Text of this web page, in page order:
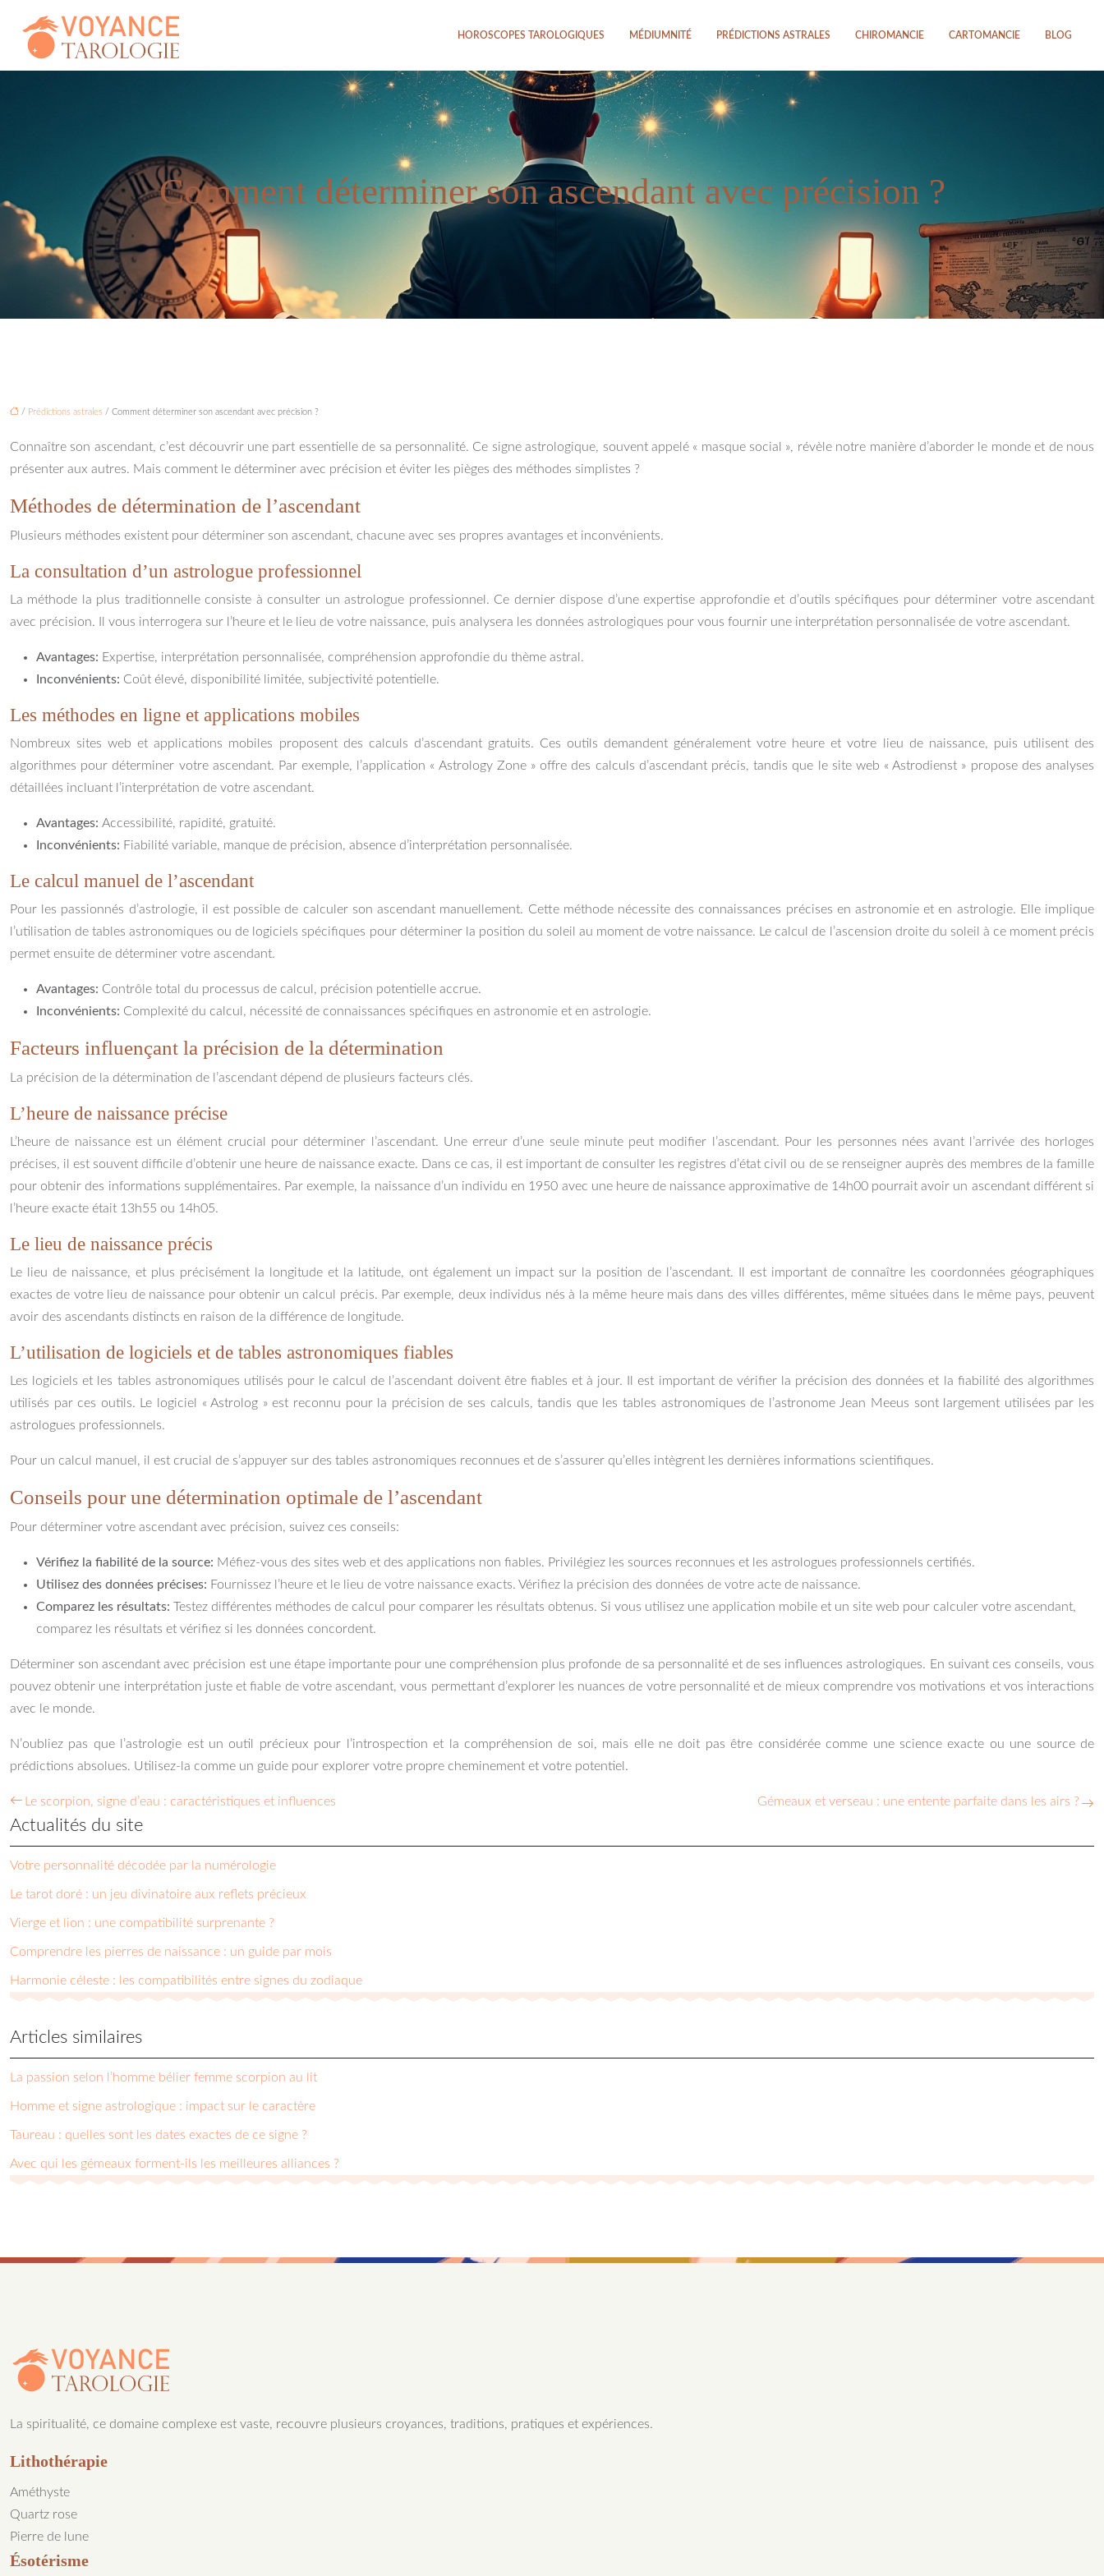
HOROSCOPES TAROLOGIQUES MÉDIUMNITÉ PRÉDICTIONS ASTRALES CHIROMANCIE CARTOMANCIE BLOG
Comment déterminer son ascendant avec précision ?
/ Prédictions astrales / Comment déterminer son ascendant avec précision ?
Connaître son ascendant, c’est découvrir une part essentielle de sa personnalité. Ce signe astrologique, souvent appelé « masque social », révèle notre manière d’aborder le monde et de nous
présenter aux autres. Mais comment le déterminer avec précision et éviter les pièges des méthodes simplistes ?
Méthodes de détermination de l’ascendant
Plusieurs méthodes existent pour déterminer son ascendant, chacune avec ses propres avantages et inconvénients.
La consultation d’un astrologue professionnel
La méthode la plus traditionnelle consiste à consulter un astrologue professionnel. Ce dernier dispose d’une expertise approfondie et d’outils spécifiques pour déterminer votre ascendant
avec précision. Il vous interrogera sur l’heure et le lieu de votre naissance, puis analysera les données astrologiques pour vous fournir une interprétation personnalisée de votre ascendant.
Avantages: Expertise, interprétation personnalisée, compréhension approfondie du thème astral.
Inconvénients: Coût élevé, disponibilité limitée, subjectivité potentielle.
Les méthodes en ligne et applications mobiles
Nombreux sites web et applications mobiles proposent des calculs d’ascendant gratuits. Ces outils demandent généralement votre heure et votre lieu de naissance, puis utilisent des
algorithmes pour déterminer votre ascendant. Par exemple, l’application « Astrology Zone » offre des calculs d’ascendant précis, tandis que le site web « Astrodienst » propose des analyses
détaillées incluant l’interprétation de votre ascendant.
Avantages: Accessibilité, rapidité, gratuité.
Inconvénients: Fiabilité variable, manque de précision, absence d’interprétation personnalisée.
Le calcul manuel de l’ascendant
Pour les passionnés d’astrologie, il est possible de calculer son ascendant manuellement. Cette méthode nécessite des connaissances précises en astronomie et en astrologie. Elle implique
l’utilisation de tables astronomiques ou de logiciels spécifiques pour déterminer la position du soleil au moment de votre naissance. Le calcul de l’ascension droite du soleil à ce moment précis
permet ensuite de déterminer votre ascendant.
Avantages: Contrôle total du processus de calcul, précision potentielle accrue.
Inconvénients: Complexité du calcul, nécessité de connaissances spécifiques en astronomie et en astrologie.
Facteurs influençant la précision de la détermination
La précision de la détermination de l’ascendant dépend de plusieurs facteurs clés.
L’heure de naissance précise
L’heure de naissance est un élément crucial pour déterminer l’ascendant. Une erreur d’une seule minute peut modifier l’ascendant. Pour les personnes nées avant l’arrivée des horloges
précises, il est souvent difficile d’obtenir une heure de naissance exacte. Dans ce cas, il est important de consulter les registres d’état civil ou de se renseigner auprès des membres de la famille
pour obtenir des informations supplémentaires. Par exemple, la naissance d’un individu en 1950 avec une heure de naissance approximative de 14h00 pourrait avoir un ascendant différent si
l’heure exacte était 13h55 ou 14h05.
Le lieu de naissance précis
Le lieu de naissance, et plus précisément la longitude et la latitude, ont également un impact sur la position de l’ascendant. Il est important de connaître les coordonnées géographiques
exactes de votre lieu de naissance pour obtenir un calcul précis. Par exemple, deux individus nés à la même heure mais dans des villes différentes, même situées dans le même pays, peuvent
avoir des ascendants distincts en raison de la différence de longitude.
L’utilisation de logiciels et de tables astronomiques fiables
Les logiciels et les tables astronomiques utilisés pour le calcul de l’ascendant doivent être fiables et à jour. Il est important de vérifier la précision des données et la fiabilité des algorithmes
utilisés par ces outils. Le logiciel « Astrolog » est reconnu pour la précision de ses calculs, tandis que les tables astronomiques de l’astronome Jean Meeus sont largement utilisées par les
astrologues professionnels.
Pour un calcul manuel, il est crucial de s’appuyer sur des tables astronomiques reconnues et de s’assurer qu’elles intègrent les dernières informations scientifiques.
Conseils pour une détermination optimale de l’ascendant
Pour déterminer votre ascendant avec précision, suivez ces conseils:
Vérifiez la fiabilité de la source: Méfiez-vous des sites web et des applications non fiables. Privilégiez les sources reconnues et les astrologues professionnels certifiés.
Utilisez des données précises: Fournissez l’heure et le lieu de votre naissance exacts. Vérifiez la précision des données de votre acte de naissance.
Comparez les résultats: Testez différentes méthodes de calcul pour comparer les résultats obtenus. Si vous utilisez une application mobile et un site web pour calculer votre ascendant,
comparez les résultats et vérifiez si les données concordent.
Déterminer son ascendant avec précision est une étape importante pour une compréhension plus profonde de sa personnalité et de ses influences astrologiques. En suivant ces conseils, vous
pouvez obtenir une interprétation juste et fiable de votre ascendant, vous permettant d’explorer les nuances de votre personnalité et de mieux comprendre vos motivations et vos interactions
avec le monde.
N’oubliez pas que l’astrologie est un outil précieux pour l’introspection et la compréhension de soi, mais elle ne doit pas être considérée comme une science exacte ou une source de
prédictions absolues. Utilisez-la comme un guide pour explorer votre propre cheminement et votre potentiel.
Le scorpion, signe d’eau : caractéristiques et influences Gémeaux et verseau : une entente parfaite dans les airs ?
Actualités du site
Votre personnalité décodée par la numérologie
Le tarot doré : un jeu divinatoire aux reflets précieux
Vierge et lion : une compatibilité surprenante ?
Comprendre les pierres de naissance : un guide par mois
Harmonie céleste : les compatibilités entre signes du zodiaque
Articles similaires
La passion selon l’homme bélier femme scorpion au lit
Homme et signe astrologique : impact sur le caractère
Taureau : quelles sont les dates exactes de ce signe ?
Avec qui les gémeaux forment-ils les meilleures alliances ?
La spiritualité, ce domaine complexe est vaste, recouvre plusieurs croyances, traditions, pratiques et expériences.
Lithothérapie
Améthyste
Quartz rose
Pierre de lune
Ésotérisme